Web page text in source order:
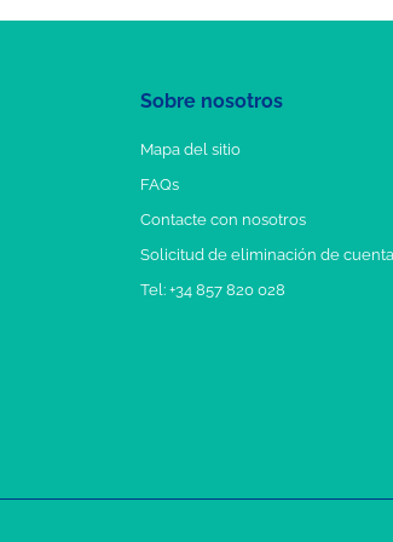
Sobre nosotros
Mapa del sitio
FAQs
Contacte con nosotros
Solicitud de eliminación de cuenta
Tel: +34 857 820 028